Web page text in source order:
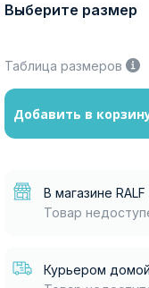
Выберите размер
Таблица размеров
Добавить в
В магазине RALF
Товар
Курьером